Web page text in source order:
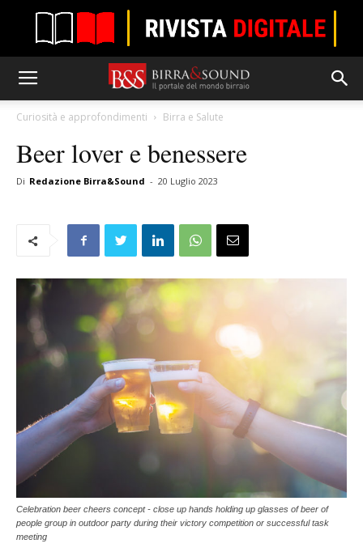
Curiosità e approfondimenti Birra e Salute
Beer lover e benessere
Di Redazione Birra&Sound - 20 Luglio 2023
Celebration beer cheers concept - close up hands holding up glasses of beer of
people group in outdoor party during their victory competition or successful task
meeting